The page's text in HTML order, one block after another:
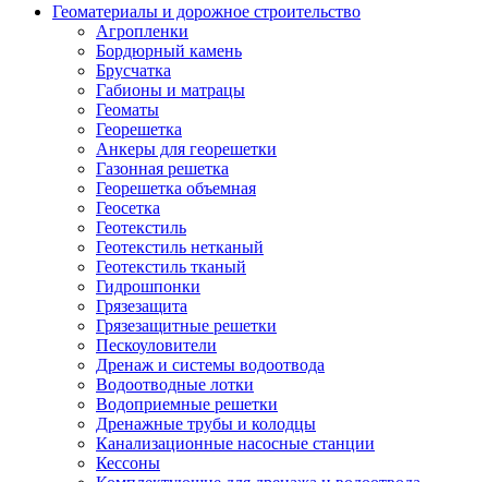
Геоматериалы и дорожное строительство
Агропленки
Бордюрный камень
Брусчатка
Габионы и матрацы
Геоматы
Георешетка
Анкеры для георешетки
Газонная решетка
Георешетка объемная
Геосетка
Геотекстиль
Геотекстиль нетканый
Геотекстиль тканый
Гидрошпонки
Грязезащита
Грязезащитные решетки
Пескоуловители
Дренаж и системы водоотвода
Водоотводные лотки
Водоприемные решетки
Дренажные трубы и колодцы
Канализационные насосные станции
Кессоны